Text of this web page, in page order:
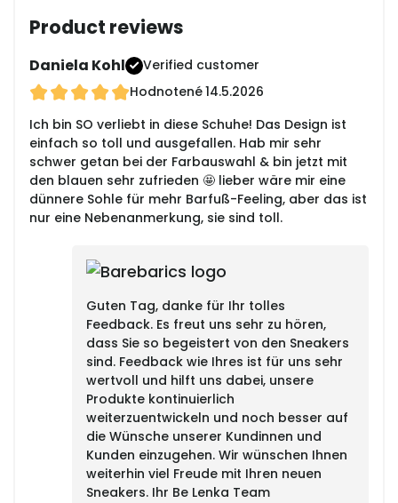
Product reviews
Daniela Kohl
Verified customer
Hodnotené14.5.2026
Ich bin SO verliebt in diese Schuhe! Das Design ist
einfach so toll und ausgefallen. Hab mir sehr
schwer getan bei der Farbauswahl & bin jetzt mit
den blauen sehr zufrieden 🤩 lieber wäre mir eine
dünnere Sohle für mehr Barfuß-Feeling, aber das ist
nur eine Nebenanmerkung, sie sind toll.
Guten Tag, danke für Ihr tolles
Feedback. Es freut uns sehr zu hören,
dass Sie so begeistert von den Sneakers
sind. Feedback wie Ihres ist für uns sehr
wertvoll und hilft uns dabei, unsere
Produkte kontinuierlich
weiterzuentwickeln und noch besser auf
die Wünsche unserer Kundinnen und
Kunden einzugehen. Wir wünschen Ihnen
weiterhin viel Freude mit Ihren neuen
Sneakers. Ihr Be Lenka Team